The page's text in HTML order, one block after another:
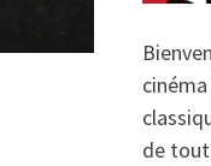
de tout